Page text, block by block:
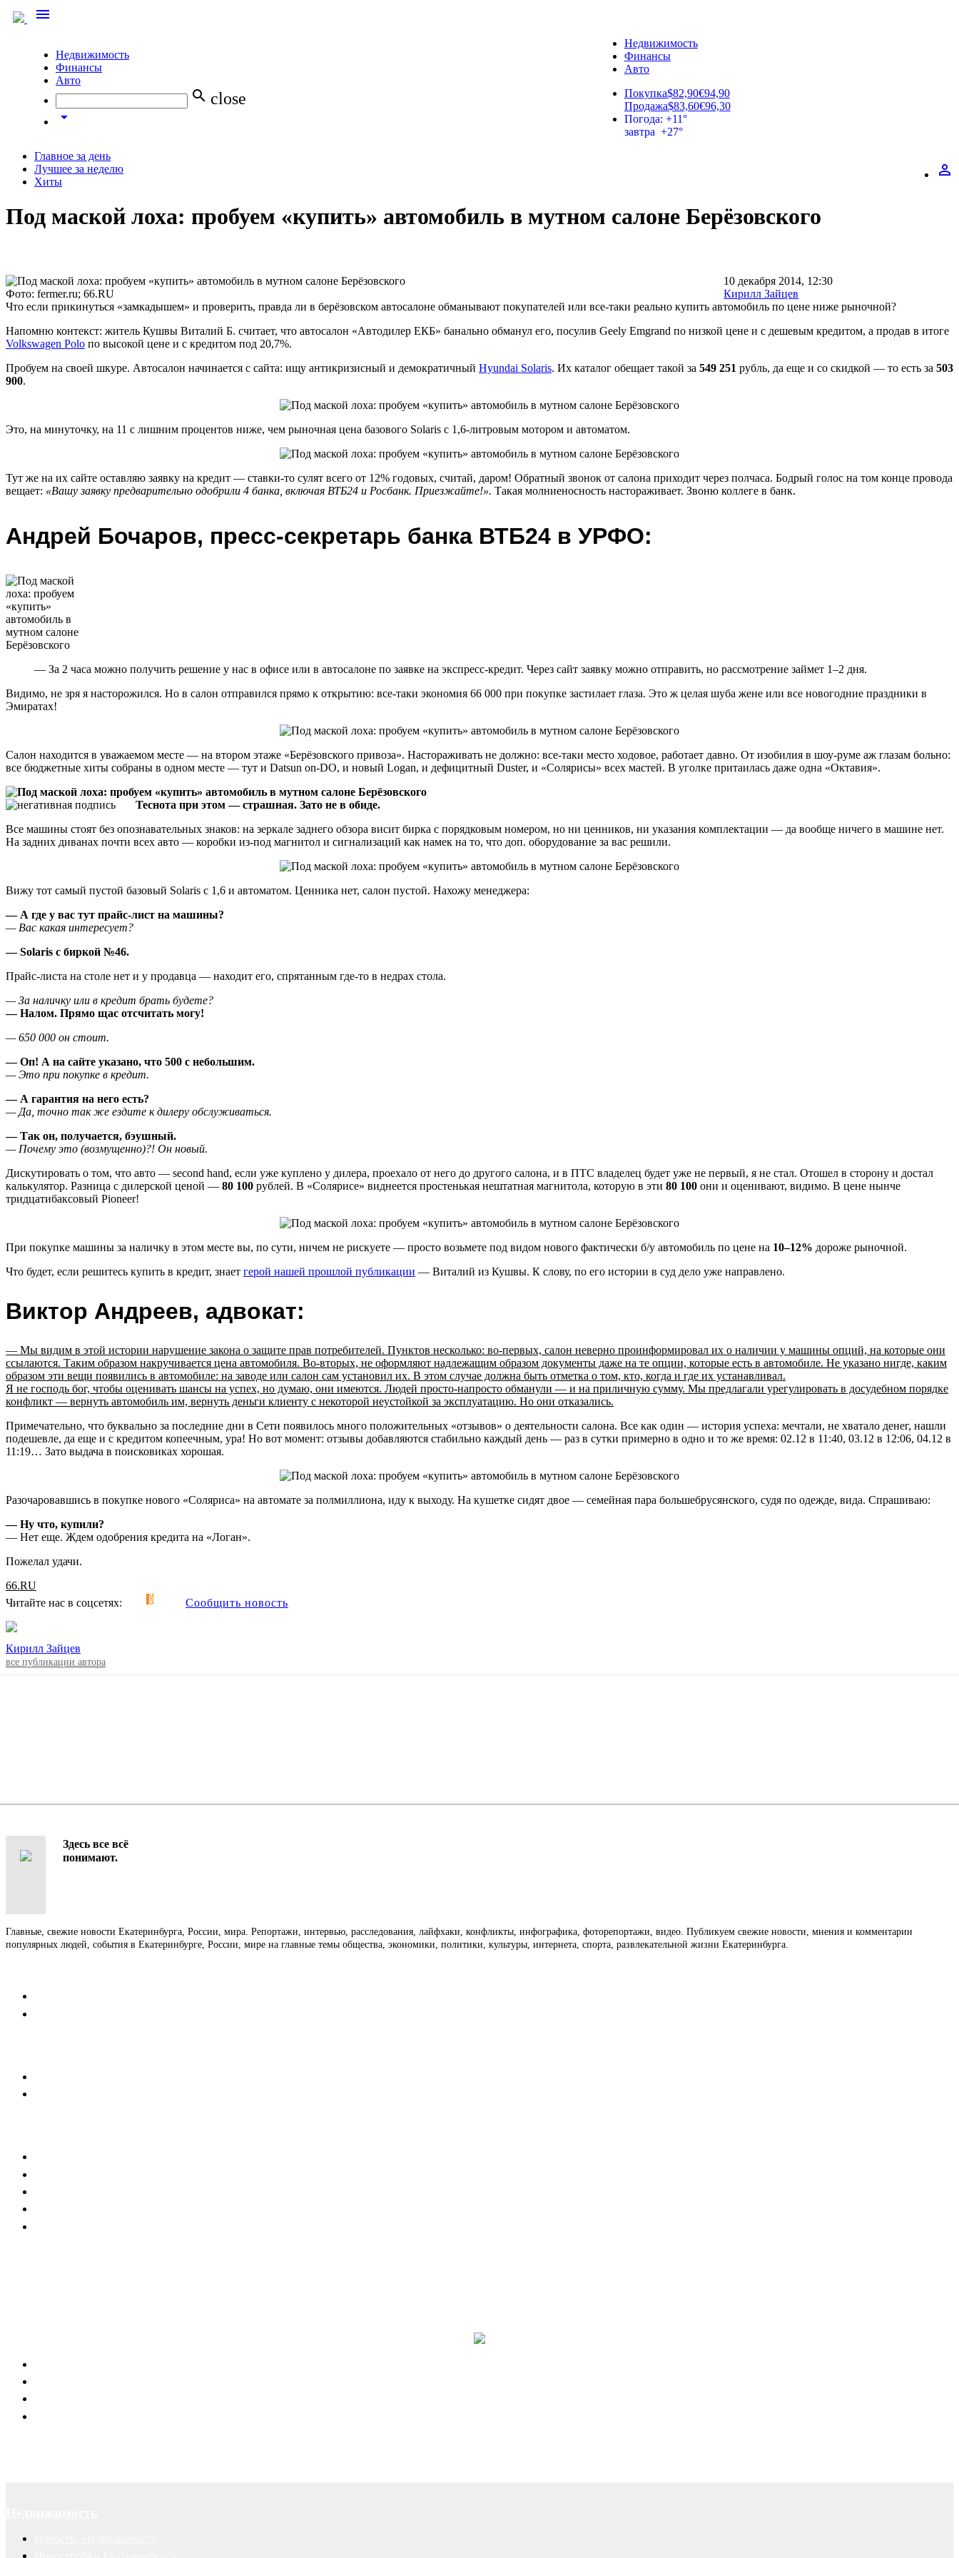
menu
Недвижимость
Финансы
Авто
search close
arrow_drop_down
Недвижимость
Финансы
Авто
Покупка$82,90€94,90
Продажа$83,60€96,30
Погода: +11°
завтра +27°
perm_identity
Главное за день
Лучшее за неделю
Хиты
Под маской лоха: пробуем «купить» автомобиль в мутном салоне Берёзовского
10 декабря 2014, 12:30
Кирилл Зайцев
Фото: fermer.ru; 66.RU
Что если прикинуться «замкадышем» и проверить, правда ли в берёзовском автосалоне обманывают покупателей или все-таки реально купить автомобиль по цене ниже рыночной?
Напомню контекст: житель Кушвы Виталий Б. считает, что автосалон «Автодилер ЕКБ» банально обманул его, посулив Geely Emgrand по низкой цене и с дешевым кредитом, а продав в итоге
Volkswagen Polo по высокой цене и с кредитом под 20,7%.
Пробуем на своей шкуре. Автосалон начинается с сайта: ищу антикризисный и демократичный Hyundai Solaris. Их каталог обещает такой за 549 251 рубль, да еще и со скидкой — то есть за 503
900.
Это, на минуточку, на 11 с лишним процентов ниже, чем рыночная цена базового Solaris с 1,6-литровым мотором и автоматом.
Тут же на их сайте оставляю заявку на кредит — ставки-то сулят всего от 12% годовых, считай, даром! Обратный звонок от салона приходит через полчаса. Бодрый голос на том конце провода
вещает: «Вашу заявку предварительно одобрили 4 банка, включая ВТБ24 и Росбанк. Приезжайте!». Такая молниеносность настораживает. Звоню коллеге в банк.
Андрей Бочаров, пресс-секретарь банка ВТБ24 в УРФО:
— За 2 часа можно получить решение у нас в офисе или в автосалоне по заявке на экспресс-кредит. Через сайт заявку можно отправить, но рассмотрение займет 1–2 дня.
Видимо, не зря я насторожился. Но в салон отправился прямо к открытию: все-таки экономия 66 000 при покупке застилает глаза. Это ж целая шуба жене или все новогодние праздники в
Эмиратах!
Салон находится в уважаемом месте — на втором этаже «Берёзовского привоза». Настораживать не должно: все-таки место ходовое, работает давно. От изобилия в шоу-руме аж глазам больно:
все бюджетные хиты собраны в одном месте — тут и Datsun on-DO, и новый Logan, и дефицитный Duster, и «Солярисы» всех мастей. В уголке притаилась даже одна «Октавия».
Теснота при этом — страшная. Зато не в обиде.
Все машины стоят без опознавательных знаков: на зеркале заднего обзора висит бирка с порядковым номером, но ни ценников, ни указания комплектации — да вообще ничего в машине нет.
На задних диванах почти всех авто — коробки из-под магнитол и сигнализаций как намек на то, что доп. оборудование за вас решили.
Вижу тот самый пустой базовый Solaris с 1,6 и автоматом. Ценника нет, салон пустой. Нахожу менеджера:
— А где у вас тут прайс-лист на машины?
— Вас какая интересует?
— Solaris с биркой №46.
Прайс-листа на столе нет и у продавца — находит его, спрятанным где-то в недрах стола.
— За наличку или в кредит брать будете?
— Налом. Прямо щас отсчитать могу!
— 650 000 он стоит.
— Оп! А на сайте указано, что 500 с небольшим.
— Это при покупке в кредит.
— А гарантия на него есть?
— Да, точно так же ездите к дилеру обслуживаться.
— Так он, получается, бэушный.
— Почему это (возмущенно)?! Он новый.
Дискутировать о том, что авто — second hand, если уже куплено у дилера, проехало от него до другого салона, и в ПТС владелец будет уже не первый, я не стал. Отошел в сторону и достал
калькулятор. Разница с дилерской ценой — 80 100 рублей. В «Солярисе» виднеется простенькая нештатная магнитола, которую в эти 80 100 они и оценивают, видимо. В цене нынче
тридцатибаксовый Pioneer!
При покупке машины за наличку в этом месте вы, по сути, ничем не рискуете — просто возьмете под видом нового фактически б/у автомобиль по цене на 10–12% дороже рыночной.
Что будет, если решитесь купить в кредит, знает герой нашей прошлой публикации — Виталий из Кушвы. К слову, по его истории в суд дело уже направлено.
Виктор Андреев, адвокат:
— Мы видим в этой истории нарушение закона о защите прав потребителей. Пунктов несколько: во-первых, салон неверно проинформировал их о наличии у машины опций, на которые они
ссылаются. Таким образом накручивается цена автомобиля. Во-вторых, не оформляют надлежащим образом документы даже на те опции, которые есть в автомобиле. Не указано нигде, каким
образом эти вещи появились в автомобиле: на заводе или салон сам установил их. В этом случае должна быть отметка о том, кто, когда и где их устанавливал.
Я не господь бог, чтобы оценивать шансы на успех, но думаю, они имеются. Людей просто-напросто обманули — и на приличную сумму. Мы предлагали урегулировать в досудебном порядке
конфликт — вернуть автомобиль им, вернуть деньги клиенту с некоторой неустойкой за эксплуатацию. Но они отказались.
Примечательно, что буквально за последние дни в Сети появилось много положительных «отзывов» о деятельности салона. Все как один — история успеха: мечтали, не хватало денег, нашли
подешевле, да еще и с кредитом копеечным, ура! Но вот момент: отзывы добавляются стабильно каждый день — раз в сутки примерно в одно и то же время: 02.12 в 11:40, 03.12 в 12:06, 04.12 в
11:19… Зато выдача в поисковиках хорошая.
Разочаровавшись в покупке нового «Соляриса» на автомате за полмиллиона, иду к выходу. На кушетке сидят двое — семейная пара большебрусянского, судя по одежде, вида. Спрашиваю:
— Ну что, купили?
— Нет еще. Ждем одобрения кредита на «Логан».
Пожелал удачи.
66.RU
Читайте нас в соцсетях:
Сообщить новость
Кирилл Зайцев
все публикации автора
Здесь все всё
понимают.
Главные, свежие новости Екатеринбурга, России, мира. Репортажи, интервью, расследования, лайфхаки, конфликты, инфографика, фоторепортажи, видео. Публикуем свежие новости, мнения и комментарии
популярных людей, события в Екатеринбурге, России, мире на главные темы общества, экономики, политики, культуры, интернета, спорта, развлекательной жизни Екатеринбурга.